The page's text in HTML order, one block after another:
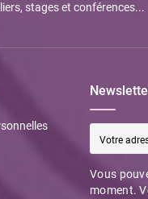
stages et conférences...
Vous
moment.